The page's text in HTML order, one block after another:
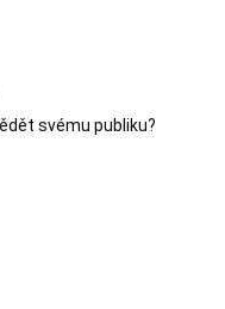
svému publiku?